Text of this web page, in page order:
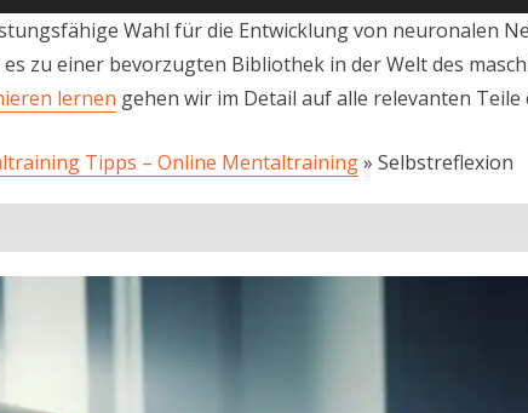
Wahl für die Entwicklung von neuronalen
zu einer bevorzugten Bibliothek in der Welt des
lernen gehen wir im Detail auf alle relevanten Teile
Tipps – Online Mentaltraining» Selbstreflexion